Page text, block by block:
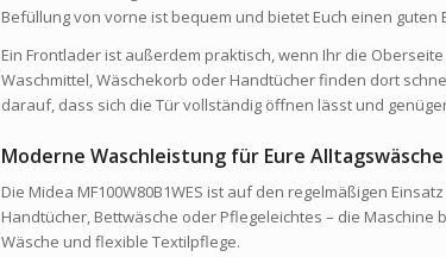
Befüllung von vorne ist bequem und bietet Euch einen guten
Ein Frontlader ist außerdem praktisch, wenn Ihr die
Waschmittel, Wäschekorb oder Handtücher finden dort
darauf, dass sich die Tür vollständig öffnen lässt und
Moderne Waschleistung für Eure Alltagswäsche
Die Midea MF100W80B1WES ist auf den regelmäßigen
Handtücher, Bettwäsche oder Pflegeleichtes – die Maschine
Wäsche und flexible Textilpflege.